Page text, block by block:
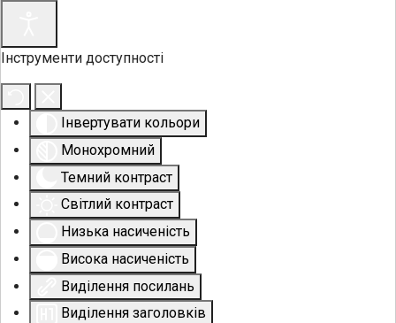
Інструменти доступності
Інвертувати кольори
Монохромний
Темний контраст
Світлий контраст
Низька насиченість
Висока насиченість
Виділення посилань
Виділення заголовків